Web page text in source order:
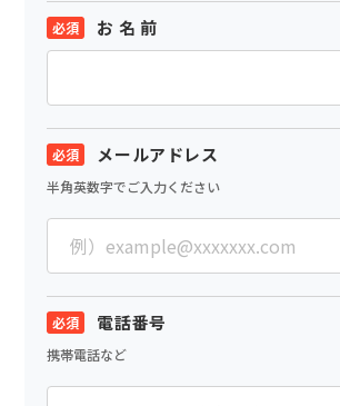
お 名 前
メールアドレス
半角英数字でご入力ください
電話番号
携帯電話など